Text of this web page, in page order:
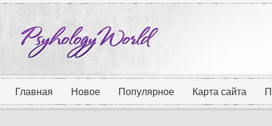
Главная Новое Популярное Карта сайта